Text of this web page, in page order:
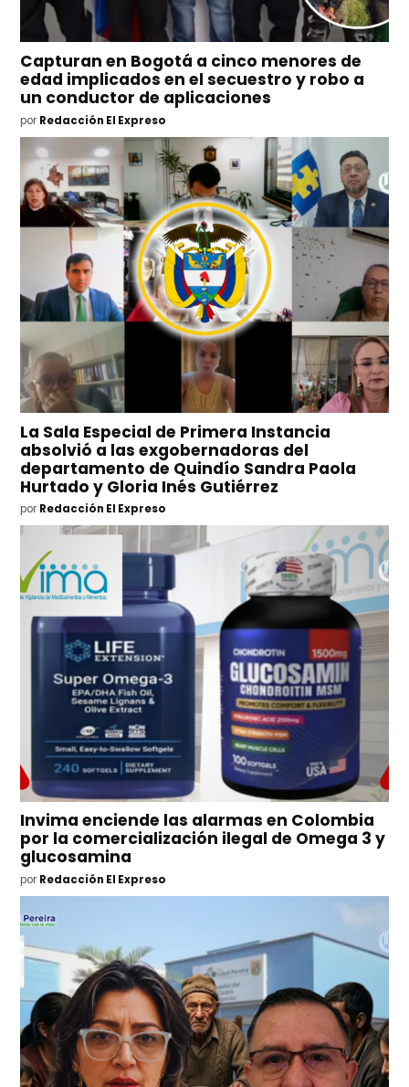
Capturan en Bogotá a cinco menores de
edad implicados en el secuestro y robo a
un conductor de aplicaciones
por Redacción El Expreso
La Sala Especial de Primera Instancia
absolvió a las exgobernadoras del
departamento de Quindío Sandra Paola
Hurtado y Gloria Inés Gutiérrez
por Redacción El Expreso
Invima enciende las alarmas en Colombia
por la comercialización ilegal de Omega 3 y
glucosamina
por Redacción El Expreso